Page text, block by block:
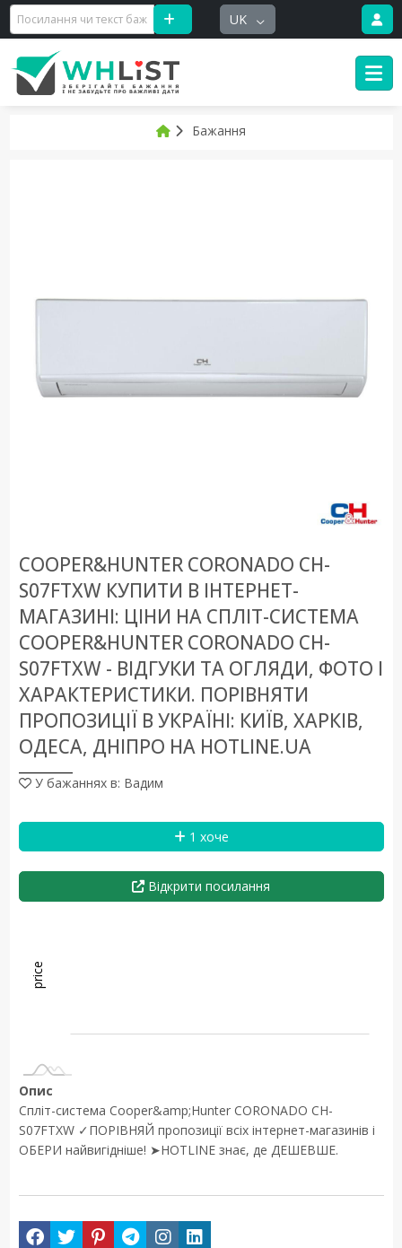
UK
Бажання
COOPER&HUNTER CORONADO CH-
S07FTXW КУПИТИ В ІНТЕРНЕТ-
МАГАЗИНІ: ЦІНИ НА СПЛІТ-СИСТЕМА
COOPER&HUNTER CORONADO CH-
S07FTXW - ВІДГУКИ ТА ОГЛЯДИ, ФОТО І
ХАРАКТЕРИСТИКИ. ПОРІВНЯТИ
ПРОПОЗИЦІЇ В УКРАЇНІ: КИЇВ, ХАРКІВ,
ОДЕСА, ДНІПРО НА HOTLINE.UA
У бажаннях в: Вадим
1 хоче
Відкрити посилання
price
Опис
Спліт-система Cooper&amp;Hunter CORONADO CH-
S07FTXW ✓ПОРІВНЯЙ пропозиції всіх інтернет-магазинів і
ОБЕРИ найвигідніше! ➤HOTLINE знає, де ДЕШЕВШЕ.